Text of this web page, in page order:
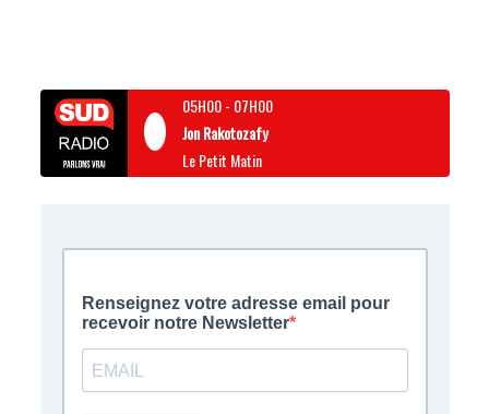
05H00- 07H00
Jon Rakotozafy
Le Petit Matin